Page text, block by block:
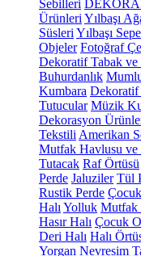
Sebilleri
Ürünleri Yılbaşı
Süsleri Yılbaşı
Objeler Fotoğraf
Dekoratif Tabak ve
Buhurdanlık
Kumbara Dekoratif
Tutucular Müzik
Dekorasyon
Tekstili Amerikan
Mutfak Havlusu
Tutacak Raf Örtüsü
Perde Jaluziler Tül
Rustik Perde
Halı Yolluk Mutfak
Hasır Halı Çocuk
Deri Halı Halı
Yorgan Nevresim